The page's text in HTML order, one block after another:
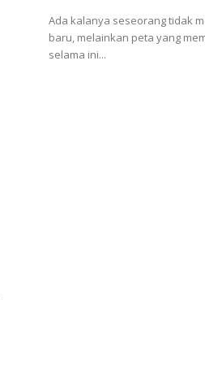
Ada kalanya seseorang tidak
baru, melainkan peta yang
selama ini...